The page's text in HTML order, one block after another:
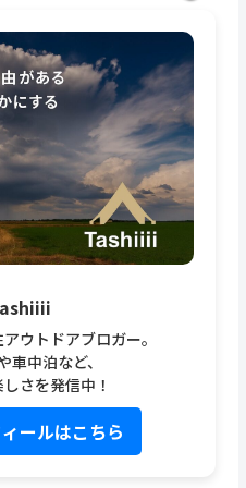
ウトドアブロガー。
車中泊など、
さを発信中！
ールはこちら